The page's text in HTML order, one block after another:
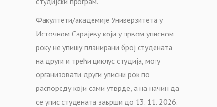
Факултети/академије Универзитета у
Источном Сарајеву који у првом уписном
року не упишу планирани број студената
на други и трећи циклус студија, могу
организовати други уписни рок по
распореду који сами утврде, а на начин да
се упис студената заврши до 13. 11. 2026.